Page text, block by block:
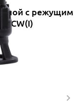
с режущим